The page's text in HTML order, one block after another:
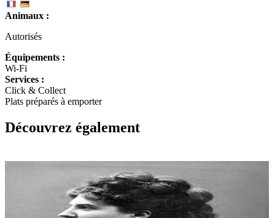
Animaux :
Autorisés
Équipements :
Wi-Fi
Services :
Click & Collect
Plats préparés à emporter
Découvrez également